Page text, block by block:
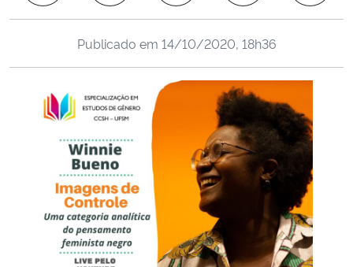
Ministério da Saúde
Ministério de Minas e Energia
Ministério da Ciência, Tecnologia, Inovações e Comunicações
Ministério do Turismo
Ministério do Desenvolvimento Regional
Controladoria-Geral da União
Publicado em 14/10/2020, 18h36